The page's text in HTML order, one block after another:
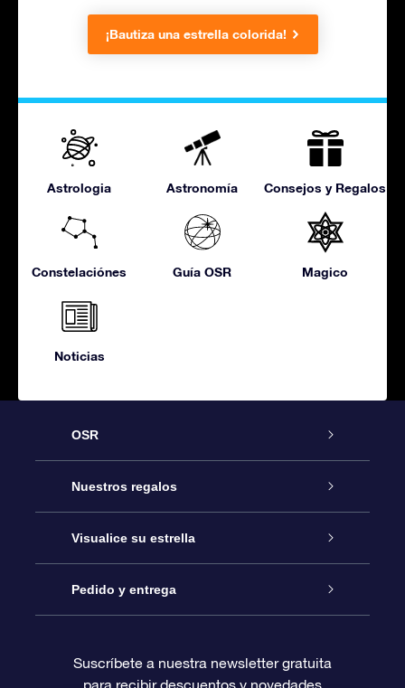
¡Bautiza una estrella colorida!
Astrologia Astronomía Consejos y Regalos
Constelaciónes Guía OSR Magico
Noticias
OSR
Atención
Contáctanos
Blog
Nuestros regalos
Regalo Estrella Online
Paquete de Regalo OSR
Visualice su estrella
Registro estelar
Pedido y entrega
Suscríbete a nuestra newsletter gratuita
para recibir descuentos y novedades